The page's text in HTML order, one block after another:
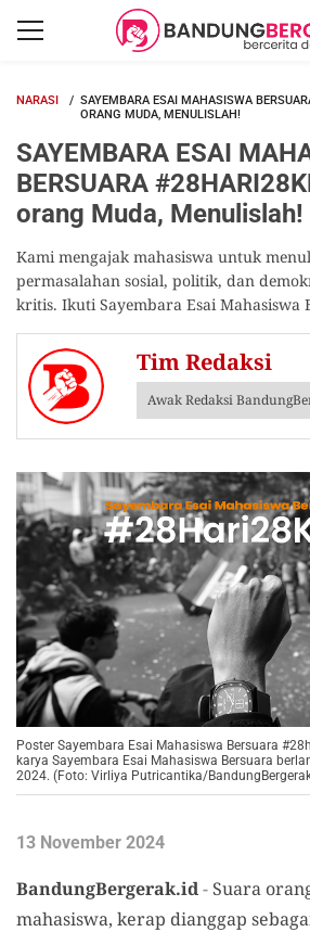
NARASI
SAYEMBARA ESAI MAHASISWA
ORANG MUDA, MENULISLAH!
SAYEMBARA ESAI
BERSUARA
orang Muda, Menulislah!
Kami mengajak mahasiswa untuk
permasalahan sosial, politik, dan
kritis. Ikuti Sayembara Esai Mahasiswa
Tim Redaksi
Awak Redaksi
Poster Sayembara Esai Mahasiswa Bersuara
karya Sayembara Esai Mahasiswa Bersuara
2024. (Foto: Virliya Putricantika/
13 November 2024
BandungBergerak.id- Suara
mahasiswa, kerap dianggap